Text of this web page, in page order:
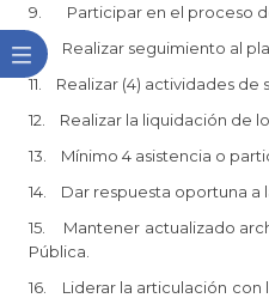
9. Participar en el proceso de
10. Realizar seguimiento al
11. Realizar (4) actividades
12. Realizar la liquidación de
13. Mínimo 4 asistencia o
14. Dar respuesta oportuna a
15. Mantener actualizado
Pública.
16. Liderar la articulación con